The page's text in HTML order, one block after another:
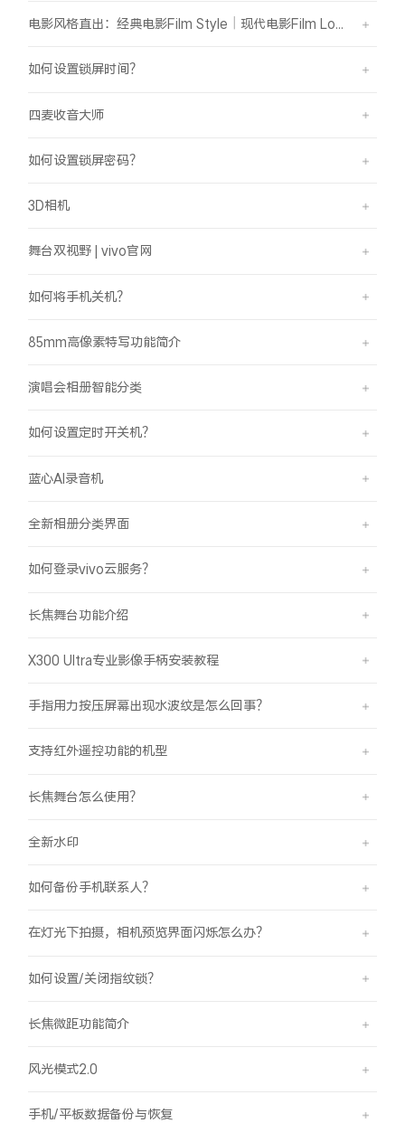
如何设置锁屏时间？
四麦收音大师
如何设置锁屏密码？
3D相机
舞台双视野 | vivo官网
如何将手机关机？
85mm高像素特写功能简介
演唱会相册智能分类
如何设置定时开关机？
蓝心AI录音机
全新相册分类界面
如何登录vivo云服务？
长焦舞台功能介绍
X300 Ultra专业影像手柄安装教程
手指用力按压屏幕出现水波纹是怎么回事？
支持红外遥控功能的机型
长焦舞台怎么使用？
全新水印
如何备份手机联系人？
在灯光下拍摄，相机预览界面闪烁怎么办？
如何设置/关闭指纹锁？
长焦微距功能简介
风光模式2.0
手机/平板数据备份与恢复